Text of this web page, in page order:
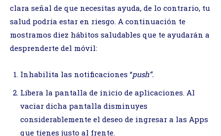
clara señal de que necesitas ayuda, de lo contrario, tu
salud podría estar en riesgo. A continuación te
mostramos diez hábitos saludables que te ayudarán a
desprenderte del móvil:
Inhabilita las notificaciones “push”.
Libera la pantalla de inicio de aplicaciones. Al
vaciar dicha pantalla disminuyes
considerablemente el deseo de ingresar a las Apps
que tienes justo al frente.